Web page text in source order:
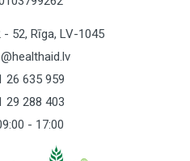
6% терпеновых
до 5%
52, Rīga, LV-1045
26 635 959
29 288 403
- 17:00